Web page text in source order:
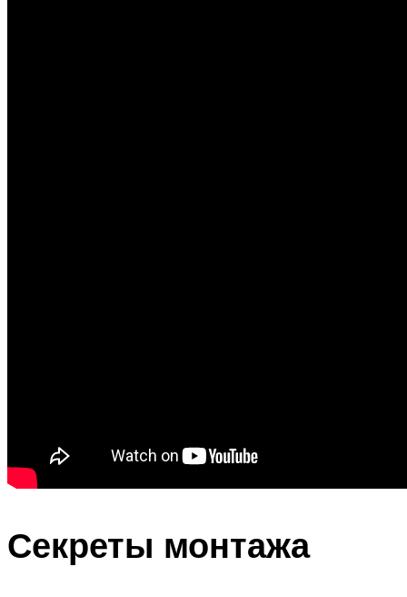
Секреты монтажа